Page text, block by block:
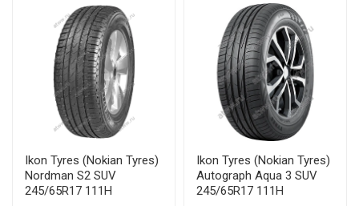
Ikon Tyres (Nokian Tyres)
Nordman S2 SUV
245/65R17 111H
Ikon Tyres (Nokian Tyres)
Autograph Aqua 3 SUV
245/65R17 111H